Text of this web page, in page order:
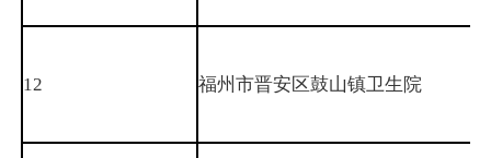
12 福州市晋安区鼓山镇卫生院